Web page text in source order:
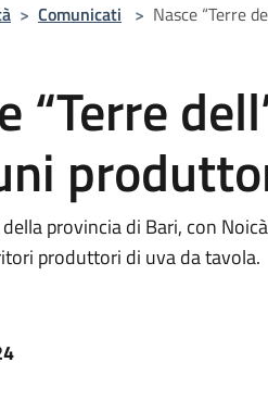
> Comunicati > Nasce “Terre
“Terre
provincia di Bari, con
produttori di uva da tavola.